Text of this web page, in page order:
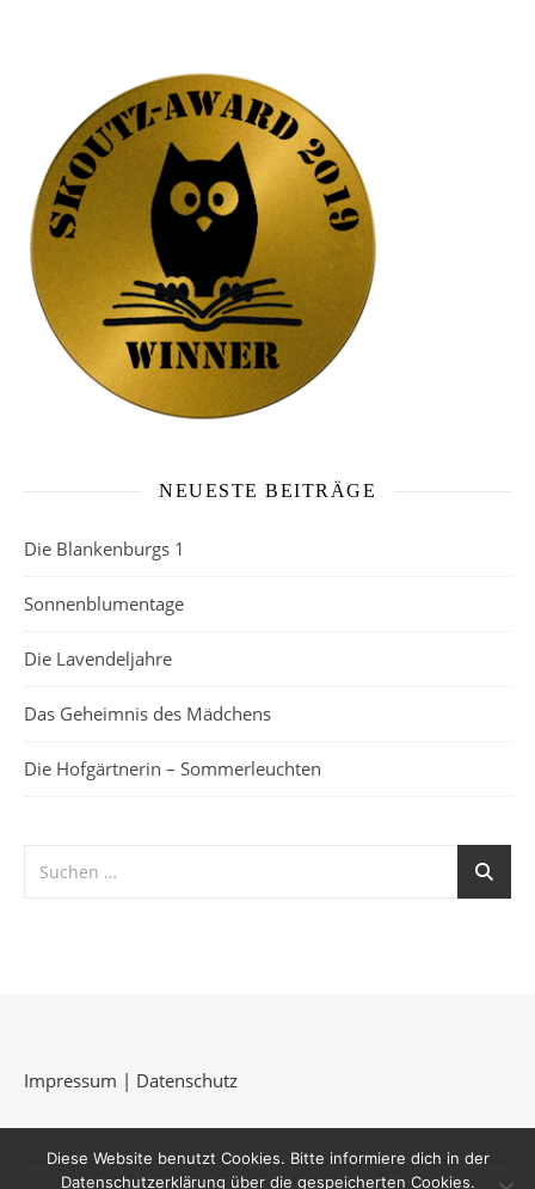
NEUESTE BEITRÄGE
Die Blankenburgs 1
Sonnenblumentage
Die Lavendeljahre
Das Geheimnis des Mädchens
Die Hofgärtnerin – Sommerleuchten
Impressum | Datenschutz
Diese Website benutzt Cookies. Bitte informiere dich in der
Datenschutzerklärung über die gespeicherten Cookies.